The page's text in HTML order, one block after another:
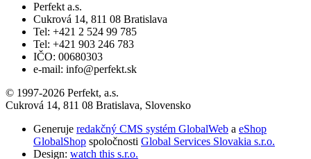
Perfekt a.s.
Cukrová 14, 811 08 Bratislava
Tel: +421 2 524 99 785
Tel: +421 903 246 783
IČO: 00680303
e-mail: info@perfekt.sk
© 1997-2026 Perfekt, a.s.
Cukrová 14, 811 08 Bratislava, Slovensko
Generuje redakčný CMS systém GlobalWeb a eShop
GlobalShop spoločnosti Global Services Slovakia s.r.o.
Design: watch this s.r.o.